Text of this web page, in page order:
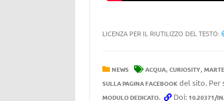
LICENZA PER IL RIUTILIZZO DEL TESTO:
NEWS ACQUA, CURIOSITY, MARTE
SULLA PAGINA FACEBOOKdel sito. Per
MODULO DEDICATO. Doi: 10.20371/